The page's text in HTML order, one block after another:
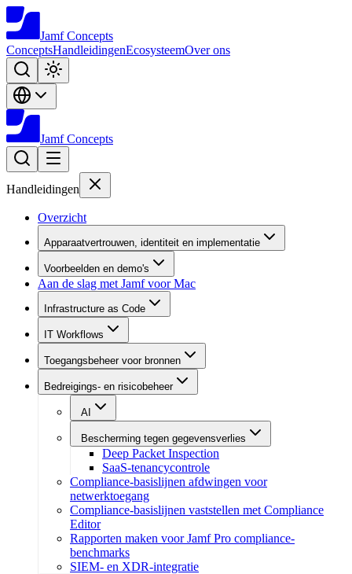
Jamf Concepts
ConceptsHandleidingenEcosysteemOver ons
Jamf Concepts
Handleidingen
Overzicht
Apparaatvertrouwen, identiteit en implementatie
Voorbeelden en demo's
Aan de slag met Jamf voor Mac
Infrastructure as Code
IT Workflows
Toegangsbeheer voor bronnen
Bedreigings- en risicobeheer
AI
Bescherming tegen gegevensverlies
Deep Packet Inspection
SaaS-tenancycontrole
Compliance-basislijnen afdwingen voor
netwerktoegang
Compliance-basislijnen vaststellen met Compliance
Editor
Rapporten maken voor Jamf Pro compliance-
benchmarks
SIEM- en XDR-integratie